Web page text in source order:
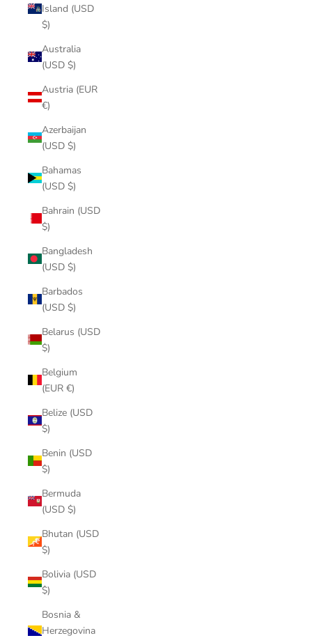
Island (USD
$)
Australia
(USD $)
Austria (EUR
€)
Azerbaijan
(USD $)
Bahamas
(USD $)
Bahrain (USD
$)
Bangladesh
(USD $)
Barbados
(USD $)
Belarus (USD
$)
Belgium
(EUR €)
Belize (USD
$)
Benin (USD
$)
Bermuda
(USD $)
Bhutan (USD
$)
Bolivia (USD
$)
Bosnia &
Herzegovina